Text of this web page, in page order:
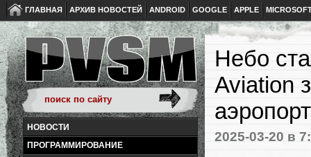
ГЛАВНАЯ АРХИВ НОВОСТЕЙ ANDROID GOOGLE APPLE
НОВОСТИ
ПРОГРАММИРОВАНИЕ
Небо
Aviation
2025-03-20 в